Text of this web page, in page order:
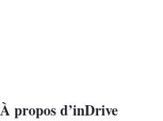
À propos d’inDrive